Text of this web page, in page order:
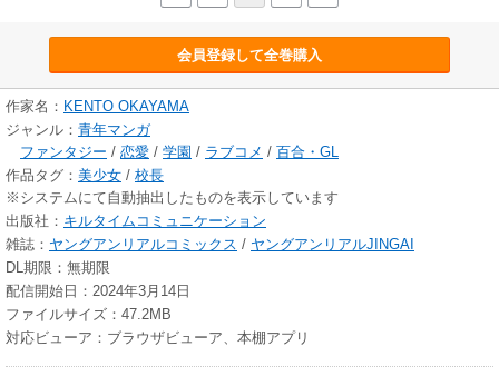
会員登録して全巻購入
作家名： KENTO OKAYAMA
ジャンル： 青年マンガ
ファンタジー / 恋愛 / 学園 / ラブコメ / 百合・GL
作品タグ： 美少女 / 校長
※システムにて自動抽出したものを表示しています
出版社： キルタイムコミュニケーション
雑誌： ヤングアンリアルコミックス / ヤングアンリアルJINGAI
DL期限：無期限
配信開始日：2024年3月14日
ファイルサイズ：47.2MB
対応ビューア：ブラウザビューア、本棚アプリ